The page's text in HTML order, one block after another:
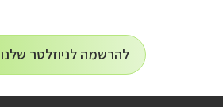
הרשמה
להרשמה לניוזלטר שלנו
על
הרשמה